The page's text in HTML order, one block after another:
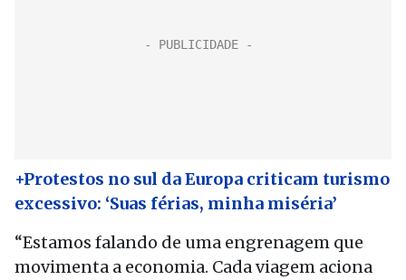
+Protestos no sul da Europa criticam turismo
excessivo: ‘Suas férias, minha miséria’
“Estamos falando de uma engrenagem que
movimenta a economia. Cada viagem aciona